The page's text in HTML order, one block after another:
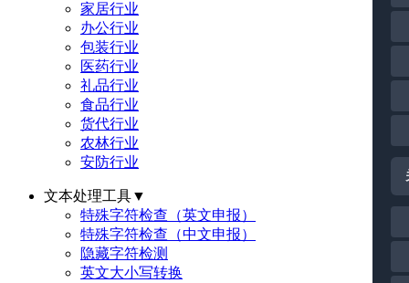
家居行业
办公行业
包装行业
医药行业
礼品行业
食品行业
货代行业
农林行业
安防行业
文本处理工具▼
特殊字符检查（英文申报）
特殊字符检查（中文申报）
隐藏字符检测
英文大小写转换